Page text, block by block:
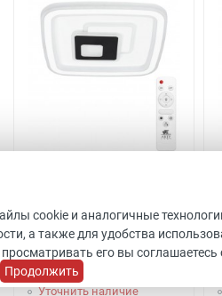
72WH
Код товара: 483481
ШхВхГ: 480x60x480 мм
Arte Lamp
Уточнить наличие
cookie и аналогичные
а также для удобства
его вы соглашаетесь
Продолжить